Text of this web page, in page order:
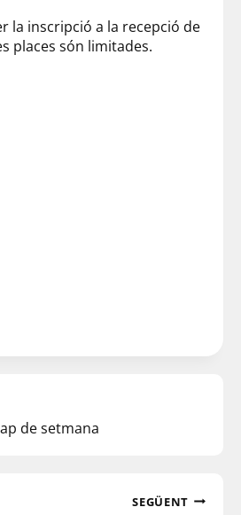
la inscripció a la recepció de
places són limitades.
de setmana
SEGÜENT